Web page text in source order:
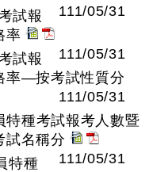
111/05/31
試報
率
111/05/31
試報
率—按考試性質分
111/05/31
特種考試報考人數暨
名稱分
111/05/31
特種